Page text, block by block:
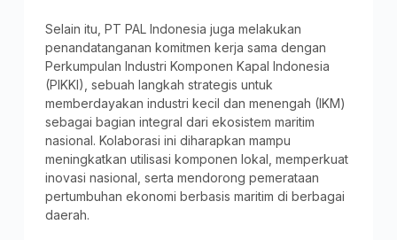
Selain itu, PT PAL Indonesia juga melakukan
penandatanganan komitmen kerja sama dengan
Perkumpulan Industri Komponen Kapal Indonesia
(PIKKI), sebuah langkah strategis untuk
memberdayakan industri kecil dan menengah (IKM)
sebagai bagian integral dari ekosistem maritim
nasional. Kolaborasi ini diharapkan mampu
meningkatkan utilisasi komponen lokal, memperkuat
inovasi nasional, serta mendorong pemerataan
pertumbuhan ekonomi berbasis maritim di berbagai
daerah.